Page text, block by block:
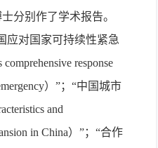
分别作了学术报告。
应对国家可持续性紧急
comprehensive response
）”；“中国城市
and
in China）”；“合作